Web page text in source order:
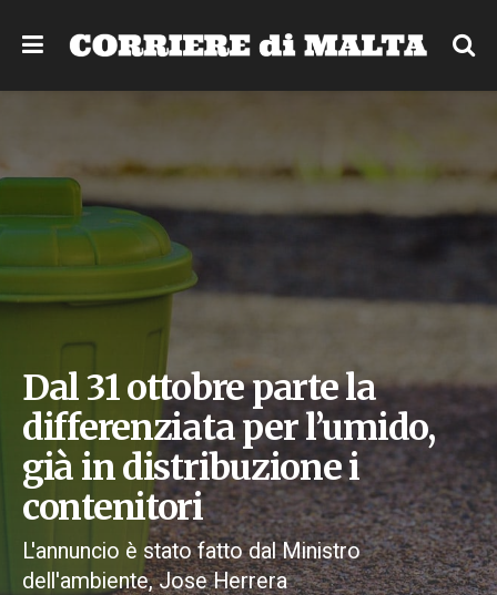
Dal 31 ottobre parte la
differenziata per l’umido,
già in distribuzione i
contenitori
L'annuncio è stato fatto dal Ministro
dell'ambiente, Jose Herrera